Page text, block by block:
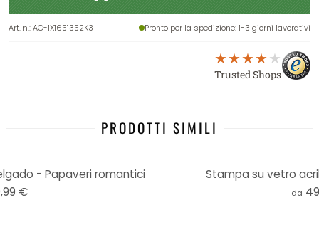
Art. n.:AC-1X1651352K3 Pronto per la spedizione: 1-3 giorni lavorativi
Trusted Shops
PRODOTTI SIMILI
- Papaveri romantici
€
Stampa su vetro
da